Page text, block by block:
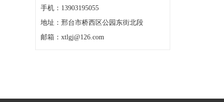
手机：13903195055
地址：邢台市桥西区公园东街北段
邮箱：xtlgj@126.com